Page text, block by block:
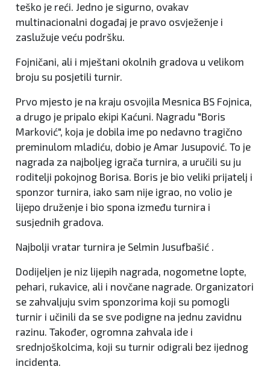
teško je reći. Jedno je sigurno, ovakav
multinacionalni događaj je pravo osvježenje i
zaslužuje veću podršku.
Fojničani, ali i mještani okolnih gradova u velikom
broju su posjetili turnir.
Prvo mjesto je na kraju osvojila Mesnica BS Fojnica,
a drugo je pripalo ekipi Kaćuni. Nagradu "Boris
Marković", koja je dobila ime po nedavno tragično
preminulom mladiću, dobio je Amar Jusupović. To je
nagrada za najboljeg igrača turnira, a uručili su ju
roditelji pokojnog Borisa. Boris je bio veliki prijatelj i
sponzor turnira, iako sam nije igrao, no volio je
lijepo druženje i bio spona između turnira i
susjednih gradova.
Najbolji vratar turnira je Selmin Jusufbašić .
Dodijeljen je niz lijepih nagrada, nogometne lopte,
pehari, rukavice, ali i novčane nagrade. Organizatori
se zahvaljuju svim sponzorima koji su pomogli
turnir i učinili da se sve podigne na jednu zavidnu
razinu. Također, ogromna zahvala ide i
srednjoškolcima, koji su turnir odigrali bez ijednog
incidenta.